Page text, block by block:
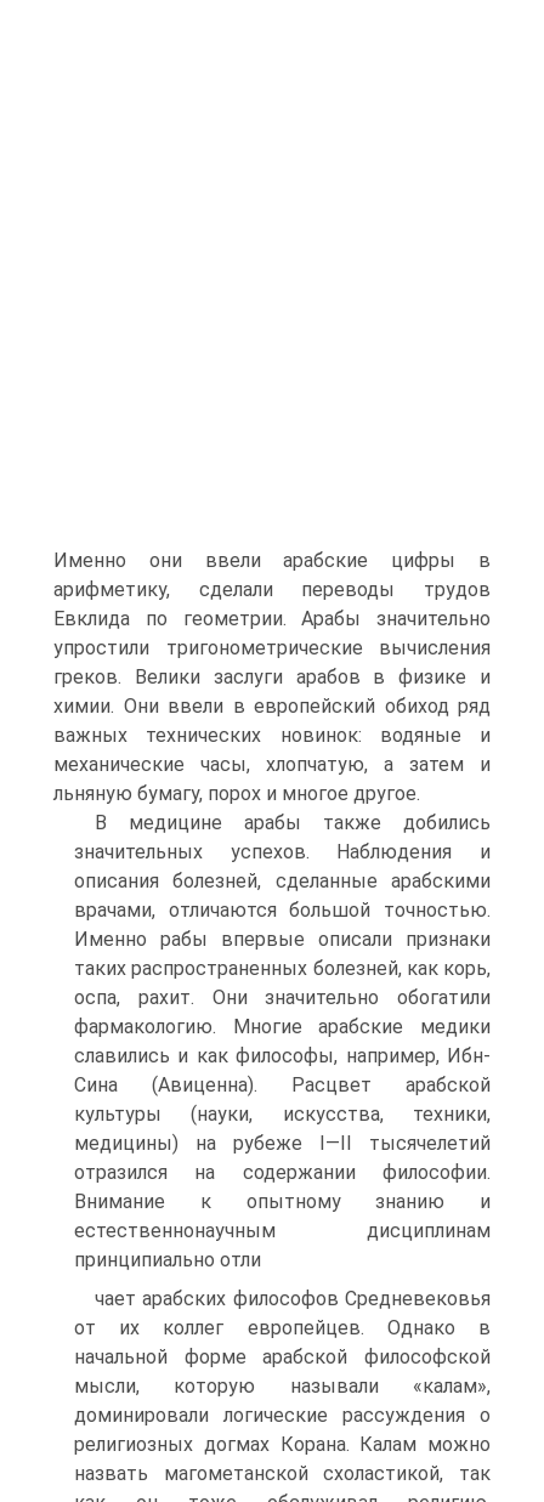
Именно они ввели арабские цифры в
арифметику, сделали пере­воды трудов
Евклида по геометрии. Арабы значительно
упрости­ли тригонометрические вычисления
греков. Велики заслуги ара­бов в физике и
химии. Они ввели в европейский обиход ряд
важ­ных технических новинок: водяные и
механические часы, хлоп­чатую, а затем и
льняную бумагу, порох и многое другое.
В медицине арабы также добились
значительных успехов. Наблюдения и
описания болезней, сделанные арабскими
врача­ми, отличаются большой точностью.
Именно рабы впервые описали признаки
таких распространенных болезней, как корь,
оспа, рахит. Они значительно обогатили
фармакологию. Мно­гие арабские медики
славились и как философы, например, Ибн-
Сина (Авиценна). Расцвет арабской
культуры (науки, ис­кусства, техники,
медицины) на рубеже I—II тысячелетий
отра­зился на содержании философии.
Внимание к опытному зна­нию и
естественнонаучным дисциплинам
принципиально отли­
чает арабских философов Средневековья
от их коллег европей­цев. Однако в
начальной форме арабской философской
мысли, которую называли «калам»,
доминировали логические рассуж­дения о
религиозных догмах Корана. Калам можно
назвать ма­гометанской схоластикой, так